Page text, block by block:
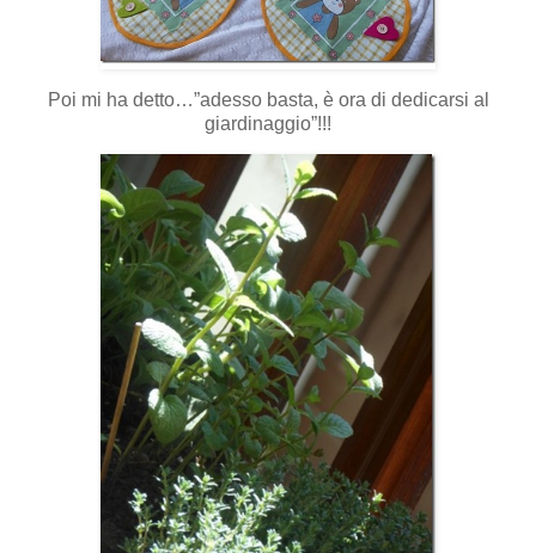
Poi mi ha detto…”adesso basta, è ora di dedicarsi al
giardinaggio”!!!